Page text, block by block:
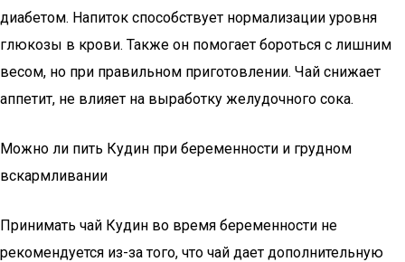
диабетом. Напиток способствует нормализации уровня
глюкозы в крови. Также он помогает бороться с лишним
весом, но при правильном приготовлении. Чай снижает
аппетит, не влияет на выработку желудочного сока.
Можно ли пить Кудин при беременности и грудном
вскармливании
Принимать чай Кудин во время беременности не
рекомендуется из-за того, что чай дает дополнительную